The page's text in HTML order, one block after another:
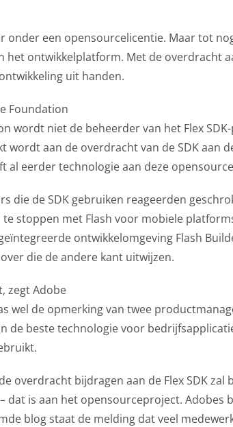
onder een opensourcelicentie. Maar tot
het ontwikkelplatform. Met de overdracht
uit handen.
Foundation
wordt niet de beheerder van het Flex
wordt aan de overdracht van de SDK aan
al eerder technologie aan deze
die de SDK gebruiken reageerden
stoppen met Flash voor mobiele
ontwikkelomgeving Flash
die de andere kant uitwijzen.
zegt Adobe
wel de opmerking van twee
de beste technologie voor
overdracht bijdragen aan de Flex SDK
dat is aan het opensourceproject.
blog staat de melding dat veel